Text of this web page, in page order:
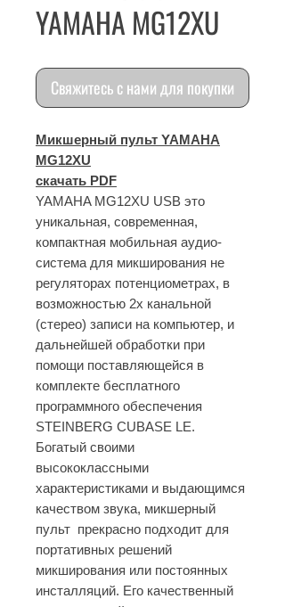
YAMAHA MG12XU
Свяжитесь с нами для покупки
Микшерный пульт YAMAHA
MG12XU
скачать PDF
YAMAHA MG12XU USB это
уникальная, современная,
компактная мобильная аудио-
система для микширования не
регуляторах потенциометрах, в
возможностью 2х канальной
(стерео) записи на компьютер, и
дальнейшей обработки при
помощи поставляющейся в
комплекте бесплатного
программного обеспечения
STEINBERG CUBASE LE.
Богатый своими
высококлассными
характеристиками и выдающимся
качеством звука, микшерный
пульт прекрасно подходит для
портативных решений
микширования или постоянных
инсталляций. Его качественный